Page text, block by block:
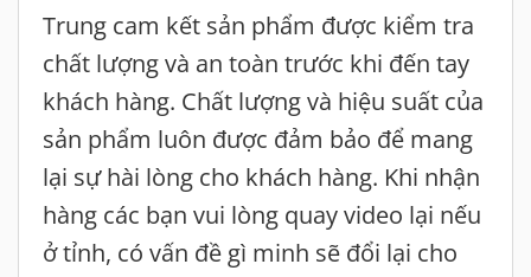
Trung cam kết sản phẩm được kiểm tra
chất lượng và an toàn trước khi đến tay
khách hàng. Chất lượng và hiệu suất của
sản phẩm luôn được đảm bảo để mang
lại sự hài lòng cho khách hàng. Khi nhận
hàng các bạn vui lòng quay video lại nếu
ở tỉnh, có vấn đề gì minh sẽ đổi lại cho